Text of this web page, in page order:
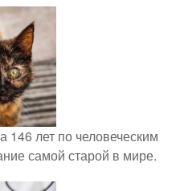
146 лет по человеческим
самой старой в мире.